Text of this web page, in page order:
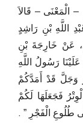
– الْمَعْنَى – قَالاَ
اللَّهِ بْنِ رَاشِدٍ
عَنْ خَارِجَةَ بْنِ
رَسُولُ اللَّهِ
وَجَلَّ قَدْ أَمَدَّكُمْ
فَجَعَلَهَا لَكُمْ
طُلُوعِ الْفَجْرِ ‏”‏ ‏.‏